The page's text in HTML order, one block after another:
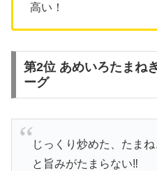
高い！
第2位 あめいろたまね
ーグ
じっくり炒めた、たま
と旨みがたまらない‼